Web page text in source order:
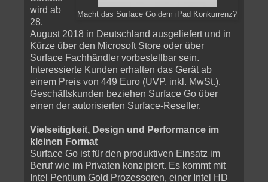
Macht das Surface Go dem iPad Konkurrenz?
wird ab
28.
August 2018 in Deutschland ausgeliefert und in
Kürze über den Microsoft Store oder über
Surface Fachhändler vorbestellbar sein.
Interessierte Kunden erhalten das Gerät ab
einem Preis von 449 Euro (UVP, inkl. MwSt.).
Geschäftskunden beziehen Surface Go über
einen der autorisierten Surface-Reseller.
Vielseitigkeit, Design und Performance im
kleinen Format
Surface Go ist für den produktiven Einsatz im
Beruf wie im Privaten konzipiert. Es kommt mit
Intel Pentium Gold Prozessoren, einer Intel HD